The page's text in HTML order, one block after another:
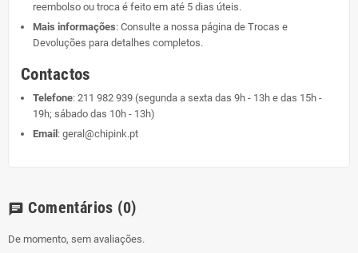
reembolso ou troca é feito em até 5 dias úteis.
Mais informações: Consulte a nossa página de Trocas e
Devoluções para detalhes completos.
Contactos
Telefone: 211 982 939 (segunda a sexta das 9h - 13h e das 15h -
19h; sábado das 10h - 13h)
Email : geral@chipink.pt
chat Comentários (0)
De momento, sem avaliações.